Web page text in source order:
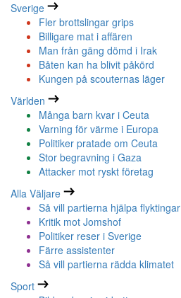
Sverige
Fler brottslingar grips
Billigare mat i affären
Man från gäng dömd i Irak
Båten kan ha blivit påkörd
Kungen på scouternas läger
Världen
Många barn kvar i Ceuta
Varning för värme i Europa
Politiker pratade om Ceuta
Stor begravning i Gaza
Attacker mot ryskt företag
Alla Väljare
Så vill partierna hjälpa flyktingar
Kritik mot Jomshof
Politiker reser i Sverige
Färre assistenter
Så vill partierna rädda klimatet
Sport